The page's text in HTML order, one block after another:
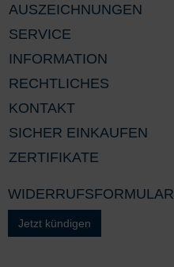
AUSZEICHNUNGEN
SERVICE
INFORMATION
RECHTLICHES
KONTAKT
SICHER EINKAUFEN
ZERTIFIKATE
WIDERRUFSFORMULAR
Jetzt kündigen